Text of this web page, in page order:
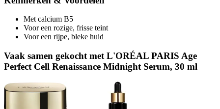
Met calcium B5
Voor een rozige, frisse teint
Voor een rijpe, bleke huid
Vaak samen gekocht met L'ORÉAL PARIS Age
Perfect Cell Renaissance Midnight Serum, 30 ml